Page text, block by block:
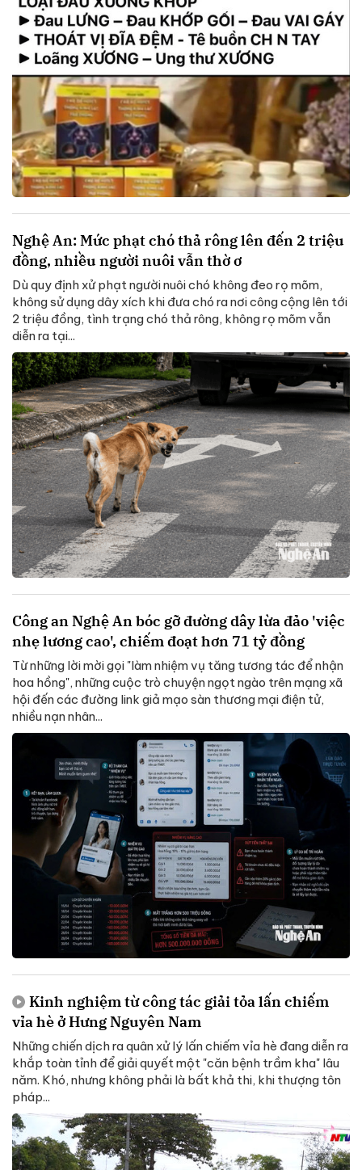
Nghệ An: Mức phạt chó thả rông lên đến 2 triệu
đồng, nhiều người nuôi vẫn thờ ơ
Dù quy định xử phạt người nuôi chó không đeo rọ mõm,
không sử dụng dây xích khi đưa chó ra nơi công cộng lên tới
2 triệu đồng, tình trạng chó thả rông, không rọ mõm vẫn
diễn ra tại...
Công an Nghệ An bóc gỡ đường dây lừa đảo 'việc
nhẹ lương cao', chiếm đoạt hơn 71 tỷ đồng
Từ những lời mời gọi "làm nhiệm vụ tăng tương tác để nhận
hoa hồng", những cuộc trò chuyện ngọt ngào trên mạng xã
hội đến các đường link giả mạo sàn thương mại điện tử,
nhiều nạn nhân...
Kinh nghiệm từ công tác giải tỏa lấn chiếm
vỉa hè ở Hưng Nguyên Nam
Những chiến dịch ra quân xử lý lấn chiếm vỉa hè đang diễn ra
khắp toàn tỉnh để giải quyết một "căn bệnh trầm kha" lâu
năm. Khó, nhưng không phải là bất khả thi, khi thượng tôn
pháp...